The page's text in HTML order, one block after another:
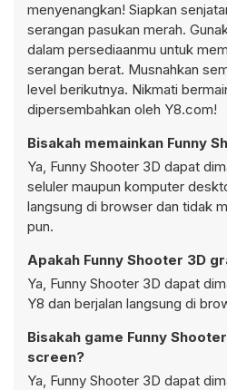
menyenangkan! Siapkan
serangan pasukan merah.
dalam persediaanmu untuk
serangan berat. Musnahkan
level berikutnya. Nikmati
dipersembahkan oleh Y8.com!
Bisakah memainkan Funny
Ya, Funny Shooter 3D dapat
seluler maupun komputer
langsung di browser dan tidak
pun.
Apakah Funny Shooter 3D
Ya, Funny Shooter 3D dapat
Y8 dan berjalan langsung di
Bisakah game Funny
screen?
Ya, Funny Shooter 3D dapat